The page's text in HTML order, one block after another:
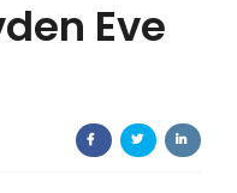
Eve